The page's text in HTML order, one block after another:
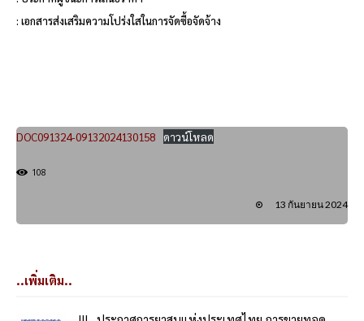
: เอกสารส่งเสริมความโปร่งใสในการจัดซื้อจัดจ้าง
DOC091324-09132024130158 ดาวน์โหลด
108
13 กันยายน 2024
..เพิ่มเติม..